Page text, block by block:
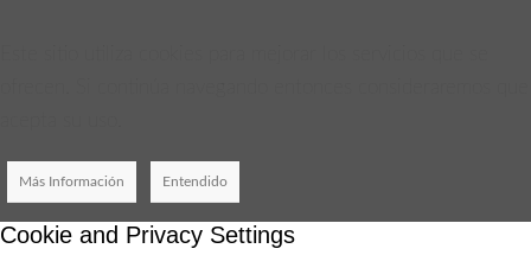
Más Información Entendido
Cookie and Privacy Settings